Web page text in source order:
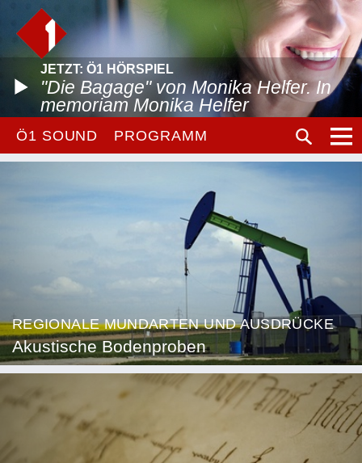
JETZT: Ö1 HÖRSPIEL
"Die Bagage" von Monika Helfer. In
memoriam Monika Helfer
Ö1 SOUND PROGRAMM
REGIONALE MUNDARTEN UND AUSDRÜCKE
Akustische Bodenproben